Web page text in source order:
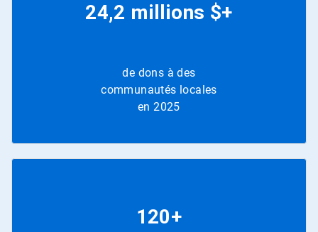
24,2 millions $+
de dons à des
communautés locales
en 2025
120+